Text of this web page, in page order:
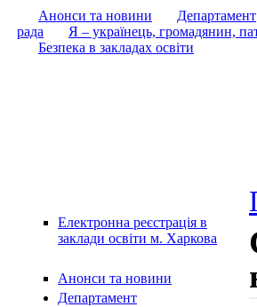
Анонси та новини Департамент
рада
Я – українець, громадянин,
Безпека в закладах освіти
Електронна реєстрація в
заклади освіти м. Харкова
Анонси та новини
Департамент